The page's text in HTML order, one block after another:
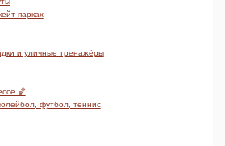
парках
и уличные тренажёры
🏀
футбол, теннис